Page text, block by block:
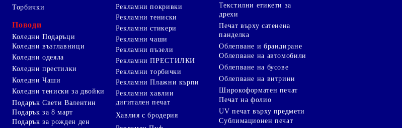
Торбички
Поводи
Коледни Подаръци
Коледни възглавници
Коледни одеяла
Коледни престилки
Коледни Чаши
Коледни тениски за двойки
Подарък Свети Валентин
Подарък за 8 март
Подарък за рожден ден
Рекламни покривки
Рекламни тениски
Рекламни стикери
Рекламни чаши
Рекламни пъзели
Рекламни ПРЕСТИЛКИ
Рекламни торбички
Рекламни Плажни кърпи
Рекламни хавлии
дигитален печат
Хавлия с бродерия
Текстилни етикети за
дрехи
Печат върху сатенена
панделка
Облепване и брандиране
Облепване на автомобили
Облепване на бусове
Облепване на витрини
Широкоформатен печат
Печат на фолио
UV печат върху предмети
Сублимационен печат